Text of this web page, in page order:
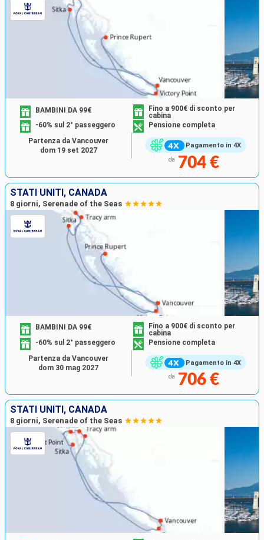
Pagamento in 4X
BAMBINI DA 99€
Fino a 900€ di sconto per
cabina
-60% sul 2° passeggero
Pensione completa
da 704 €
Partenza da Vancouver
dom 19 set 2027
STATI UNITI, CANADA
8 giorni, Serenade of the Seas
Pagamento in 4X
BAMBINI DA 99€
Fino a 900€ di sconto per
cabina
-60% sul 2° passeggero
Pensione completa
da 706 €
Partenza da Vancouver
dom 30 mag 2027
STATI UNITI, CANADA
8 giorni, Serenade of the Seas